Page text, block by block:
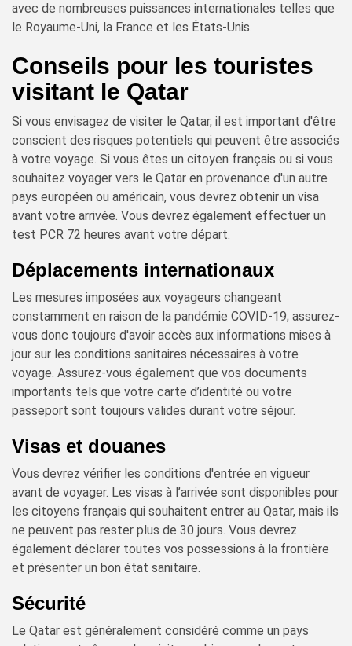
avec de nombreuses puissances internationales telles que
le Royaume-Uni, la France et les États-Unis.
Conseils pour les touristes
visitant le Qatar
Si vous envisagez de visiter le Qatar, il est important d'être
conscient des risques potentiels qui peuvent être associés
à votre voyage. Si vous êtes un citoyen français ou si vous
souhaitez voyager vers le Qatar en provenance d'un autre
pays européen ou américain, vous devrez obtenir un visa
avant votre arrivée. Vous devrez également effectuer un
test PCR 72 heures avant votre départ.
Déplacements internationaux
Les mesures imposées aux voyageurs changeant
constamment en raison de la pandémie COVID-19; assurez-
vous donc toujours d'avoir accès aux informations mises à
jour sur les conditions sanitaires nécessaires à votre
voyage. Assurez-vous également que vos documents
importants tels que votre carte d’identité ou votre
passeport sont toujours valides durant votre séjour.
Visas et douanes
Vous devrez vérifier les conditions d'entrée en vigueur
avant de voyager. Les visas à l’arrivée sont disponibles pour
les citoyens français qui souhaitent entrer au Qatar, mais ils
ne peuvent pas rester plus de 30 jours. Vous devrez
également déclarer toutes vos possessions à la frontière
et présenter un bon état sanitaire.
Sécurité
Le Qatar est généralement considéré comme un pays